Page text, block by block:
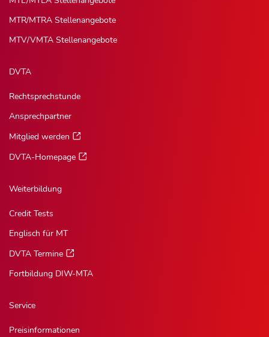
MTR/MTRA Stellenangebote
MTV/VMTA Stellenangebote
DVTA
Rechtsprechstunde
Ansprechpartner
Mitglied werden
DVTA-Homepage
Weiterbildung
Credit Tests
Englisch für MT
DVTA Termine
Fortbildung DIW-MTA
Service
Preisinformationen